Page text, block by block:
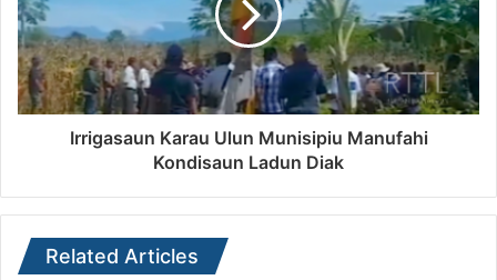
Irrigasaun Karau Ulun Munisipiu Manufahi
Kondisaun Ladun Diak
Related Articles